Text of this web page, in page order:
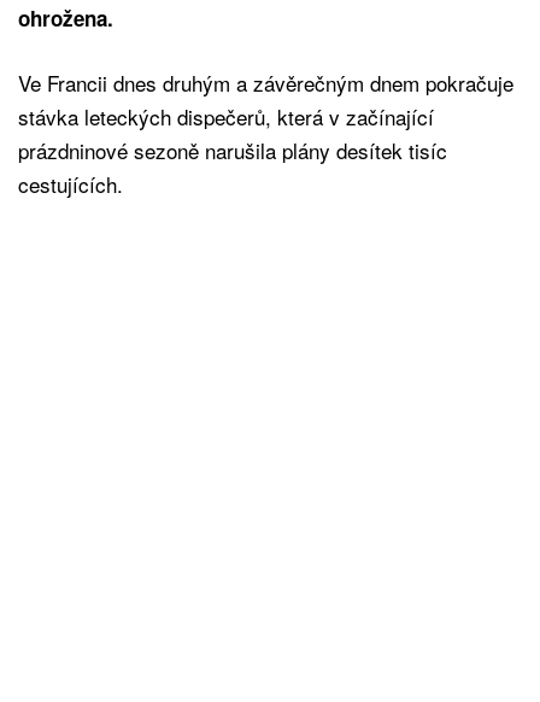
ohrožena.
Ve Francii dnes druhým a závěrečným dnem pokračuje
stávka leteckých dispečerů, která v začínající
prázdninové sezoně narušila plány desítek tisíc
cestujících.